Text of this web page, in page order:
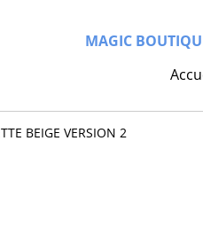
MAGIC
BEIGE VERSION 2